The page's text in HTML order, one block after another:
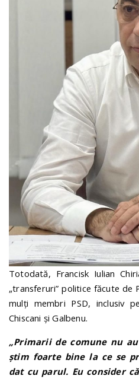
Totodată, Francisk Iulian
„transferuri” politice făcute de
mulți membri PSD, inclusiv
Chiscani și Galbenu.
„Primarii de comune nu
știm foarte bine la ce se
dat cu parul. Eu consider